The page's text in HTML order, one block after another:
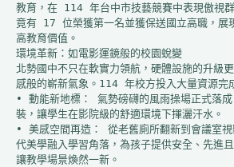
教育，在 114 年台中市技藝競賽中表現傲視
竟有 17 位榮獲第一名並獲保送國立高職，展
高教育價值。
環境革新：如電影運鏡般的校園蛻變
北勢國中不只在軟實力領航，硬體設施的升級
感般的嶄新氣象。114 年校方投入大量資源完
• 動能新地標： 氣勢磅礴的風雨操場正式落
裝，讓學生在影院級的舒適環境下揮灑汗水。
• 美感空間再造： 從老舊廁所翻新到會議室
代美學融入學習角落，為孩子提供安全、先進
讓教學場景煥然一新。